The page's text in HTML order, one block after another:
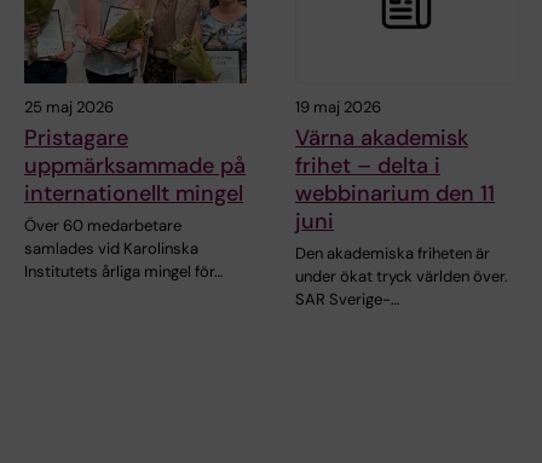
25 maj 2026
Pristagare
uppmärksammade på
internationellt mingel
Över 60 medarbetare
samlades vid Karolinska
Institutets årliga mingel för…
19 maj 2026
Värna akademisk
frihet – delta i
webbinarium den 11
juni
Den akademiska friheten är
under ökat tryck världen över.
SAR Sverige-…